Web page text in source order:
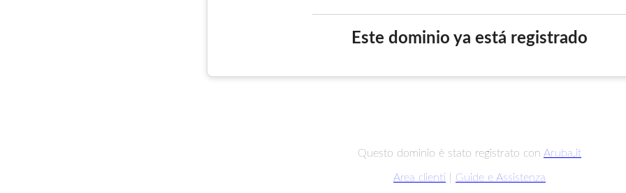
Este dominio ya está registrado
Questo dominio è stato registrato con Aruba.it
Area clienti Guide e Assistenza